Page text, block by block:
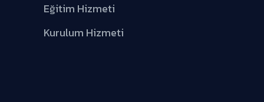
Eğitim Hizmeti
Kurulum Hizmeti